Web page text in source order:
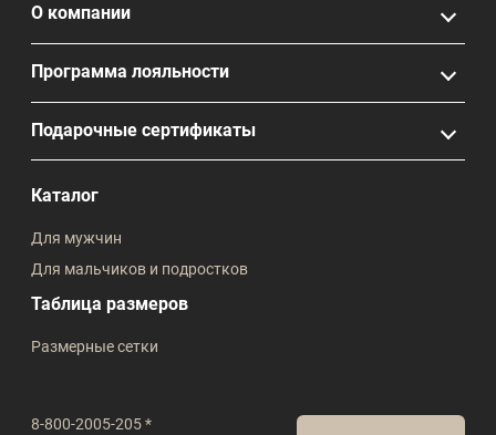
8-800-2005-205 *
О компании
Программа лояльности
Подарочные сертификаты
Каталог
Для мужчин
Для мальчиков и подростков
Таблица размеров
Размерные сетки